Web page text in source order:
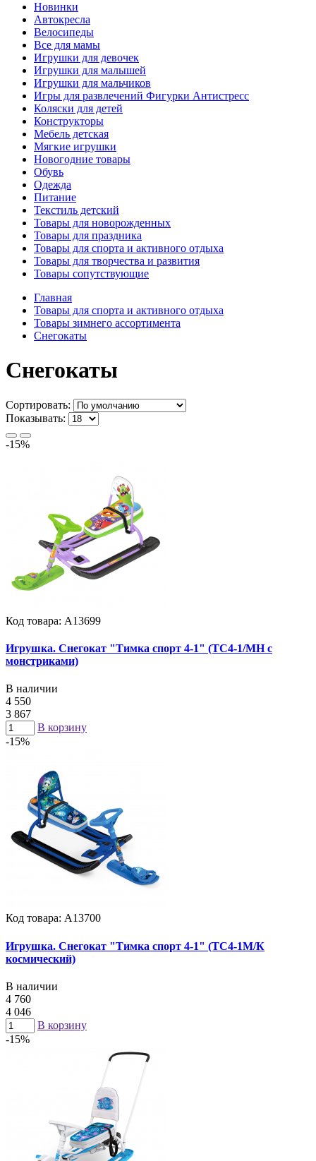
Новинки
Автокресла
Велосипеды
Все для мамы
Игрушки для девочек
Игрушки для малышей
Игрушки для мальчиков
Игры для развлечений Фигурки Антистресс
Коляски для детей
Конструкторы
Мебель детская
Мягкие игрушки
Новогодние товары
Обувь
Одежда
Питание
Текстиль детский
Товары для новорожденных
Товары для праздника
Товары для спорта и активного отдыха
Товары для творчества и развития
Товары сопутствующие
Главная
Товары для спорта и активного отдыха
Товары зимнего ассортимента
Снегокаты
Снегокаты
Сортировать:
Показывать:
-15%
Код товара: А13699
Игрушка. Снегокат "Тимка спорт 4-1" (ТС4-1/МН с
монстриками)
В наличии
4 550
3 867
В корзину
-15%
Код товара: А13700
Игрушка. Снегокат "Тимка спорт 4-1" (ТС4-1М/К
космический)
В наличии
4 760
4 046
В корзину
-15%